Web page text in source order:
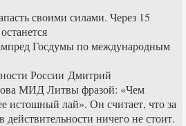
своими силами. Через 15
Госдумы по международным
России Дмитрий
МИД Литвы фразой: «Чем
истошный лай». Он считает, что за
ничего не стоит.